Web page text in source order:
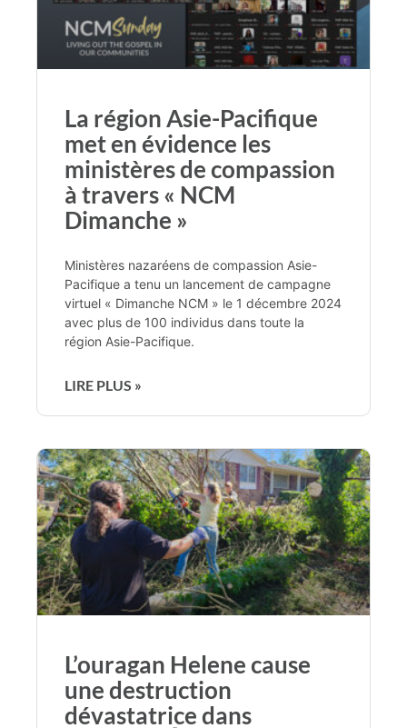
La région Asie-Pacifique
met en évidence les
ministères de compassion
à travers « NCM
Dimanche »
Ministères nazaréens de compassion Asie-
Pacifique a tenu un lancement de campagne
virtuel « Dimanche NCM » le 1 décembre 2024
avec plus de 100 individus dans toute la
région Asie-Pacifique.
LIRE PLUS »
L’ouragan Helene cause
une destruction
dévastatrice dans